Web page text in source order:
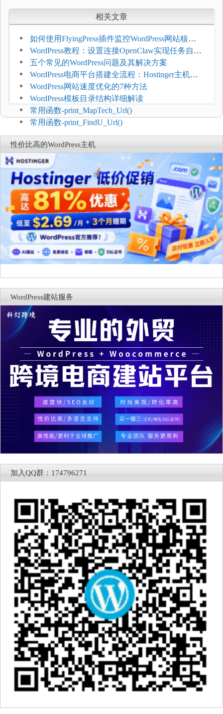
相关文章
如何使用FlyingPress插件监控WordPress网站核心
网页指标（CWV）
WordPress教程：设置连接OpenClaw实现任务自动
化
五个常见的WordPress问题及其解决方案
WordPress电商平台搭建全流程：Hostinger主机一
键部署
WordPress网站速度优化的7种方法
WordPress模板目录结构详细解读
常用函数-print_MapTech_Url()
常用函数-print_FindU_Url()
性价比高的WordPress主机
WordPress建站服务
加入QQ群：174796271